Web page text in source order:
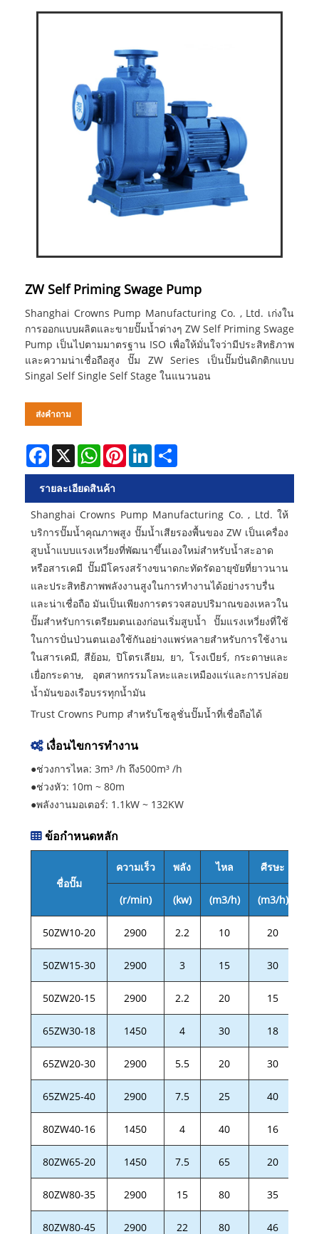
ZW Self Priming Swage Pump
Shanghai Crowns Pump Manufacturing Co. , Ltd. เก่งใน
การออกแบบผลิตและขายปั๊มน้ำต่างๆ ZW Self Priming Swage
Pump เป็นไปตามมาตรฐาน ISO เพื่อให้มั่นใจว่ามีประสิทธิภาพ
และความน่าเชื่อถือสูง ปั๊ม ZW Series เป็นปั๊มปั่นดิกติกแบบ
Singal Self Single Self Stage ในแนวนอน
ส่งคำถาม
Facebook
X WhatsAppPinterestLinkedIn
รายละเอียดสินค้า
Shanghai Crowns Pump Manufacturing Co. , Ltd. ให้
บริการปั๊มน้ำคุณภาพสูง ปั๊มน้ำเสียรองพื้นของ ZW เป็นเครื่อง
สูบน้ำแบบแรงเหวี่ยงที่พัฒนาขึ้นเองใหม่สำหรับน้ำสะอาด
หรือสารเคมี ปั๊มมีโครงสร้างขนาดกะทัดรัดอายุขัยที่ยาวนาน
และประสิทธิภาพพลังงานสูงในการทำงานได้อย่างราบรื่น
และน่าเชื่อถือ มันเป็นเพียงการตรวจสอบปริมาณของเหลวใน
ปั๊มสำหรับการเตรียมตนเองก่อนเริ่มสูบน้ำ ปั๊มแรงเหวี่ยงที่ใช้
ในการปั่นป่วนตนเองใช้กันอย่างแพร่หลายสำหรับการใช้งาน
ในสารเคมี, สีย้อม, ปิโตรเลียม, ยา, โรงเบียร์, กระดาษและ
เยื่อกระดาษ, อุตสาหกรรมโลหะและเหมืองแร่และการปล่อย
น้ำมันของเรือบรรทุกน้ำมัน
Trust Crowns Pump สำหรับโซลูชั่นปั๊มน้ำที่เชื่อถือได้
เงื่อนไขการทำงาน
●ช่วงการไหล: 3m³ /h ถึง500m³ /h
●ช่วงหัว: 10m ~ 80m
●พลังงานมอเตอร์: 1.1kW ~ 132KW
ข้อกำหนดหลัก
ชื่อปั๊ม
ความเร็ว พลัง ไหล ศีรษะ
(r/min) (kw) (m3/h) (m3/h)
50ZW10-20 2900 2.2 10 20
50ZW15-30 2900 3 15 30
50ZW20-15 2900 2.2 20 15
65ZW30-18 1450 4 30 18
65ZW20-30 2900 5.5 20 30
65ZW25-40 2900 7.5 25 40
80ZW40-16 1450 4 40 16
80ZW65-20 1450 7.5 65 20
80ZW80-35 2900 15 80 35
80ZW80-45 2900 22 80 46